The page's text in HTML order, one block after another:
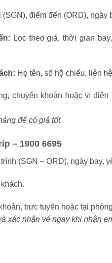
điểm đến (ORD), ngày
Lọc theo giá, thời gian
Họ tên, số hộ chiếu, liên
chuyển khoản hoặc ví
để có giá tốt.
– 1900 6695
(SGN – ORD), ngày bay,
trực tuyến hoặc tại
xác nhận vé ngay khi nhận